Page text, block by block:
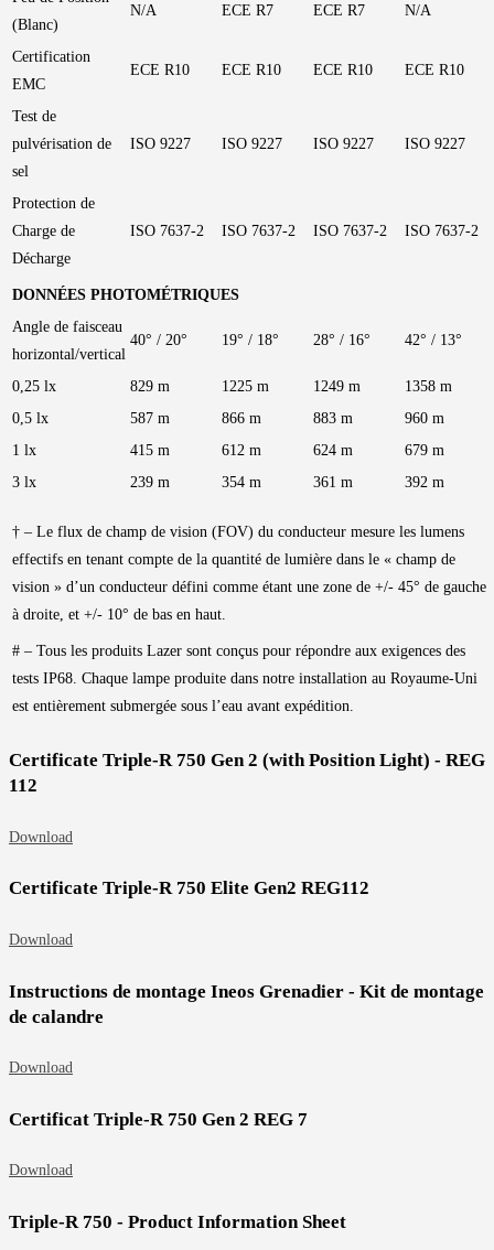
(Blanc)
N/A ECE R7 ECE R7 N/A
Certification
EMC
ECE R10 ECE R10 ECE R10 ECE R10
Test de
pulvérisation de
sel
ISO 9227 ISO 9227 ISO 9227 ISO 9227
Protection de
Charge de
Décharge
ISO 7637-2 ISO 7637-2 ISO 7637-2 ISO 7637-2
DONNÉES PHOTOMÉTRIQUES
Angle de faisceau
horizontal/vertical
40° / 20° 19° / 18° 28° / 16° 42° / 13°
0,25 lx 829 m 1225 m 1249 m
1358 m
0,5 lx
587 m 866 m 883 m
960 m
1 lx
415 m 612 m 624 m
679 m
3 lx
239 m 354 m 361 m 392 m
† – Le flux de champ de vision (FOV) du conducteur mesure les lumens
effectifs en tenant compte de la quantité de lumière dans le « champ de
vision » d’un conducteur défini comme étant une zone de +/- 45° de gauche
à droite, et +/- 10° de bas en haut.
# – Tous les produits Lazer sont conçus pour répondre aux exigences des
tests IP68. Chaque lampe produite dans notre installation au Royaume-Uni
est entièrement submergée sous l’eau avant expédition.
Certificate Triple-R 750 Gen 2 (with Position Light) - REG
112
Download
Certificate Triple-R 750 Elite Gen2 REG112
Download
Instructions de montage Ineos Grenadier - Kit de montage
de calandre
Download
Certificat Triple-R 750 Gen 2 REG 7
Download
Triple-R 750 - Product Information Sheet